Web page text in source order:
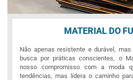
MATERIAL DO
Não apenas resistente e durável,
busca por práticas conscientes, o
nosso compromisso com a moda
tendências, mas lidera o caminho